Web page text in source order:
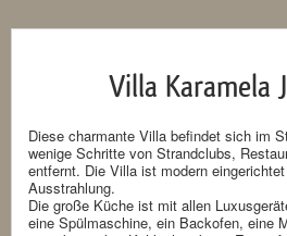
Villa Karamela
Diese charmante Villa befindet sich im
wenige Schritte von Strandclubs,
entfernt. Die Villa ist modern
Ausstrahlung.
Die große Küche ist mit allen
eine Spülmaschine, ein Backofen, eine